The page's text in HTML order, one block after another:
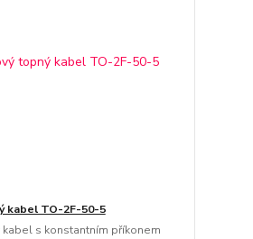
kabel TO-2F-50-5
s konstantním příkonem